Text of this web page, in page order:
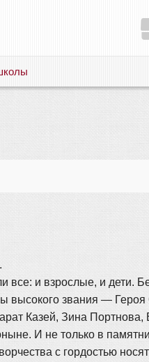
.
все: и взрослые, и дети.
высокого звания —
Казей, Зина Портнова,
И не только в
с гордостью